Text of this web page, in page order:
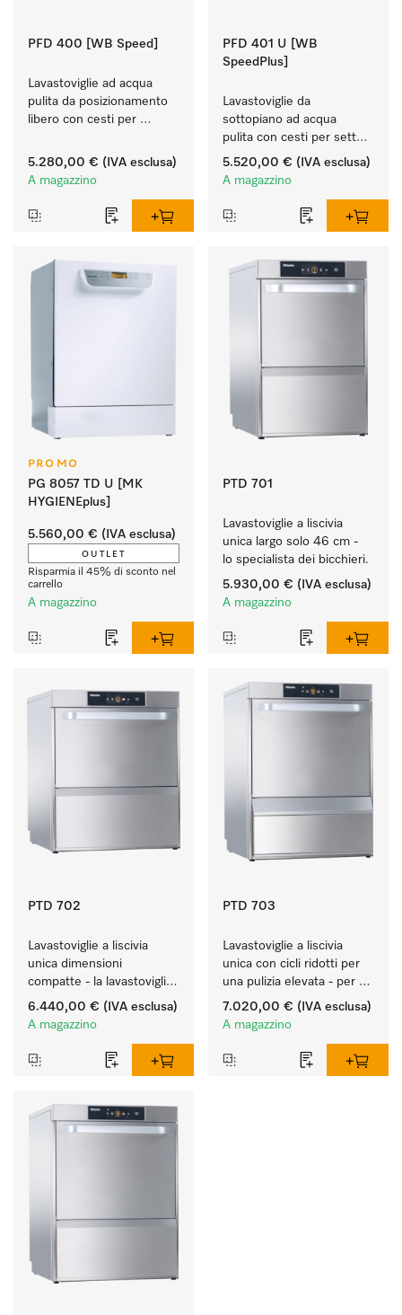
PFD 400 [WB Speed]
Lavastoviglie ad acqua
pulita da posizionamento
libero con cesti per
5.280,00 € (IVA esclusa)
A magazzino
PFD 401 U [WB
SpeedPlus]
Lavastoviglie da
sottopiano ad acqua
pulita con cesti per settori
alberghiero, della
ristorazione e società di
5.520,00 € (IVA esclusa)
A magazzino
PROMO
PG 8057 TD U [MK
HYGIENEplus]
5.560,00 € (IVA esclusa)
OUTLET
Risparmia il 45% di sconto nel
carrello
A magazzino
PTD 701
Lavastoviglie a liscivia
unica largo solo 46 cm -
lo specialista dei bicchieri.
5.930,00 € (IVA esclusa)
A magazzino
PTD 702
Lavastoviglie a liscivia
unica dimensioni
compatte - la lavastoviglie
per bistro da 60 cm.
6.440,00 € (IVA esclusa)
A magazzino
PTD 703
Lavastoviglie a liscivia
unica con cicli ridotti per
una pulizia elevata - per
l'uso universale.
7.020,00 € (IVA esclusa)
A magazzino